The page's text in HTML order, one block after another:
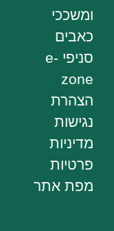
ומשככי
כאבים
סניפי e-
zone
הצהרת
נגישות
מדיניות
פרטיות
מפת אתר